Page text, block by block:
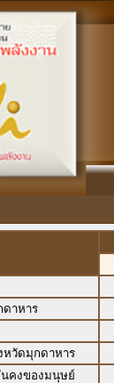
ดาหาร
หวัดมุกดาหาร
คงของมนุษย์